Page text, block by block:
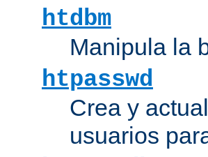
htdbm
Manipula la
htpasswd
Crea y
usuarios